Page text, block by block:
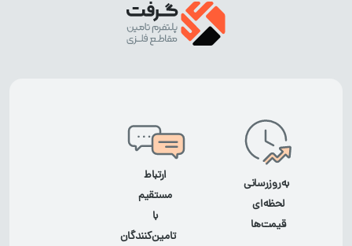
به‌روزرسانی
لحظه‌ای
قیمت‌ها
ارتباط
مستقیم
با
تامین‌کنندگان